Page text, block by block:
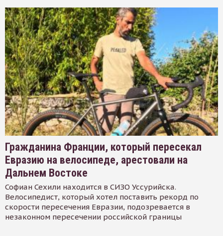
Гражданина Франции, который пересекал
Евразию на велосипеде, арестовали на
Дальнем Востоке
Софиан Сехили находится в СИЗО Уссурийска.
Велосипедист, который хотел поставить рекорд по
скорости пересечения Евразии, подозревается в
незаконном пересечении российской границы